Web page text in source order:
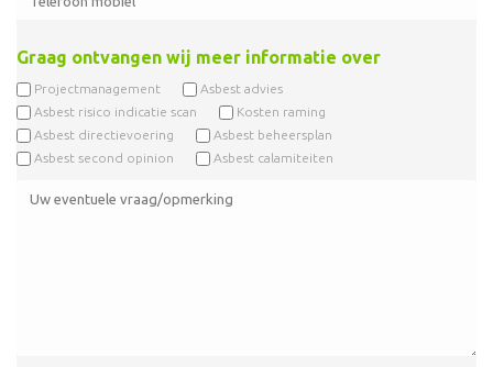
Graag ontvangen wij meer informatie over
Projectmanagement
Asbest advies
Asbest risico indicatie scan
Kosten raming
Asbest directievoering
Asbest beheersplan
Asbest second opinion
Asbest calamiteiten